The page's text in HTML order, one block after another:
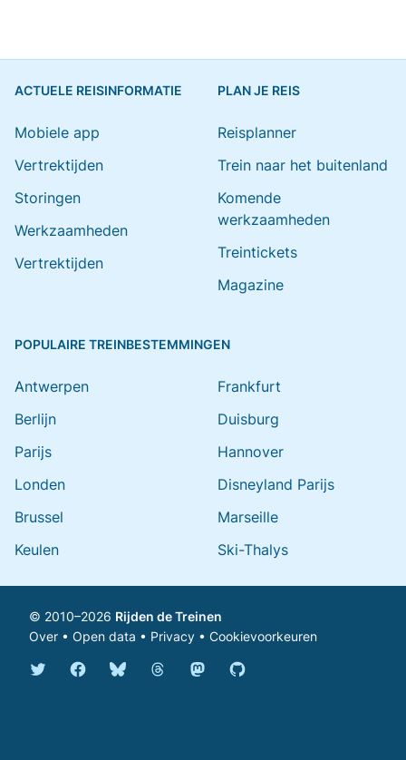
ACTUELE REISINFORMATIE
Mobiele app
Vertrektijden
Storingen
Werkzaamheden
Vertrektijden
PLAN JE REIS
Reisplanner
Trein naar het buitenland
Komende
werkzaamheden
Treintickets
Magazine
POPULAIRE TREINBESTEMMINGEN
Antwerpen
Berlijn
Parijs
Londen
Brussel
Keulen
Frankfurt
Duisburg
Hannover
Disneyland Parijs
Marseille
Ski-Thalys
© 2010–2026 Rijden de Treinen
Over • Open data • Privacy • Cookievoorkeuren